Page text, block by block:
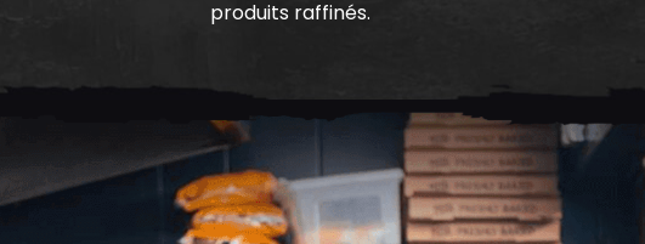
produits raffinés.